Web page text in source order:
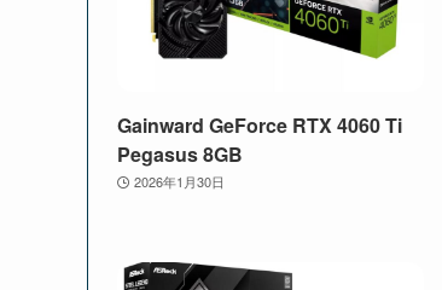
Gainward GeForce RTX 4060 Ti
Pegasus 8GB
2026年1月30日